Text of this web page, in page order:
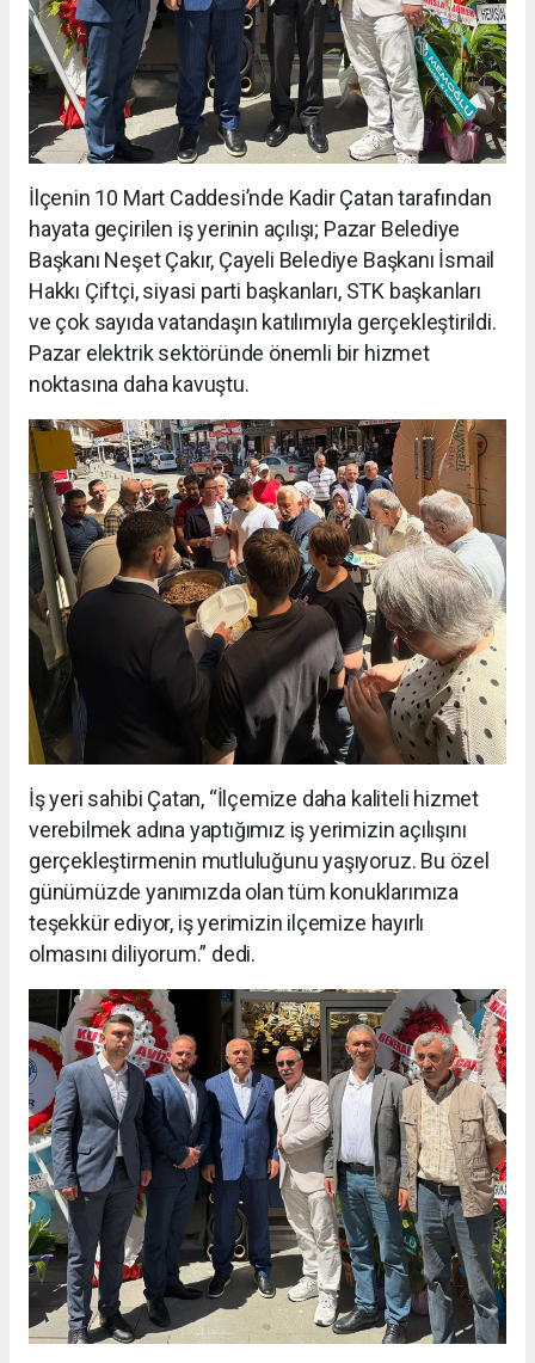
İlçenin 10 Mart Caddesi’nde Kadir Çatan tarafından
hayata geçirilen iş yerinin açılışı; Pazar Belediye
Başkanı Neşet Çakır, Çayeli Belediye Başkanı İsmail
Hakkı Çiftçi, siyasi parti başkanları, STK başkanları
ve çok sayıda vatandaşın katılımıyla gerçekleştirildi.
Pazar elektrik sektöründe önemli bir hizmet
noktasına daha kavuştu.
İş yeri sahibi Çatan, “İlçemize daha kaliteli hizmet
verebilmek adına yaptığımız iş yerimizin açılışını
gerçekleştirmenin mutluluğunu yaşıyoruz. Bu özel
günümüzde yanımızda olan tüm konuklarımıza
teşekkür ediyor, iş yerimizin ilçemize hayırlı
olmasını diliyorum.” dedi.